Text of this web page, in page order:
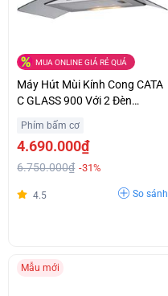
MUA ONLINE GIÁ RẺ QUÁ
Máy Hút Mùi Kính Cong CATA
C GLASS 900 Với 2 Đèn
Lớn
Phím bấm cơ
4.690.000₫
6.750.000₫ -31%
4.5 So sánh
Mẫu mới